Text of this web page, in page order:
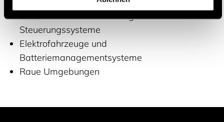
Industrielle Automatisierung und
Steuerungssysteme
Elektrofahrzeuge und
Batteriemanagementsysteme
Raue Umgebungen